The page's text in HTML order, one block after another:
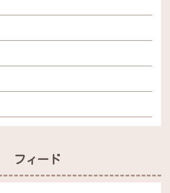
フィード